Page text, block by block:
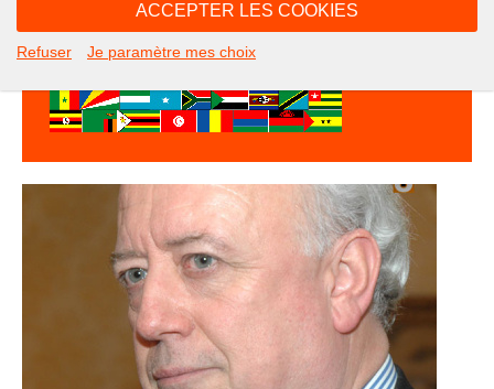
ACCEPTER LES COOKIES
Refuser Je paramètre mes choix